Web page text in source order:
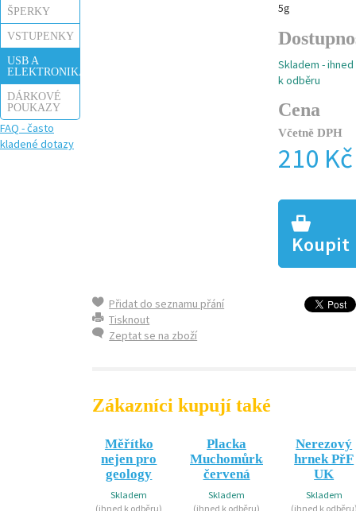
ŠPERKY
VSTUPENKY
USB A
ELEKTRONIKA
DÁRKOVÉ
POUKAZY
FAQ - často
kladené dotazy
5g
Skladem - ihned
k odběru
Cena
Včetně DPH
210 Kč
Koupit
Přidat do seznamu přání
Tisknout
Zeptat se na zboží
Zákazníci kupují také
Měřítko
nejen pro
geology
Skladem
(ihned k odběru)
Placka
Muchomůrka
červená
Skladem
(ihned k odběru)
Nerezový
hrnek PřF
UK
Skladem
(ihned k